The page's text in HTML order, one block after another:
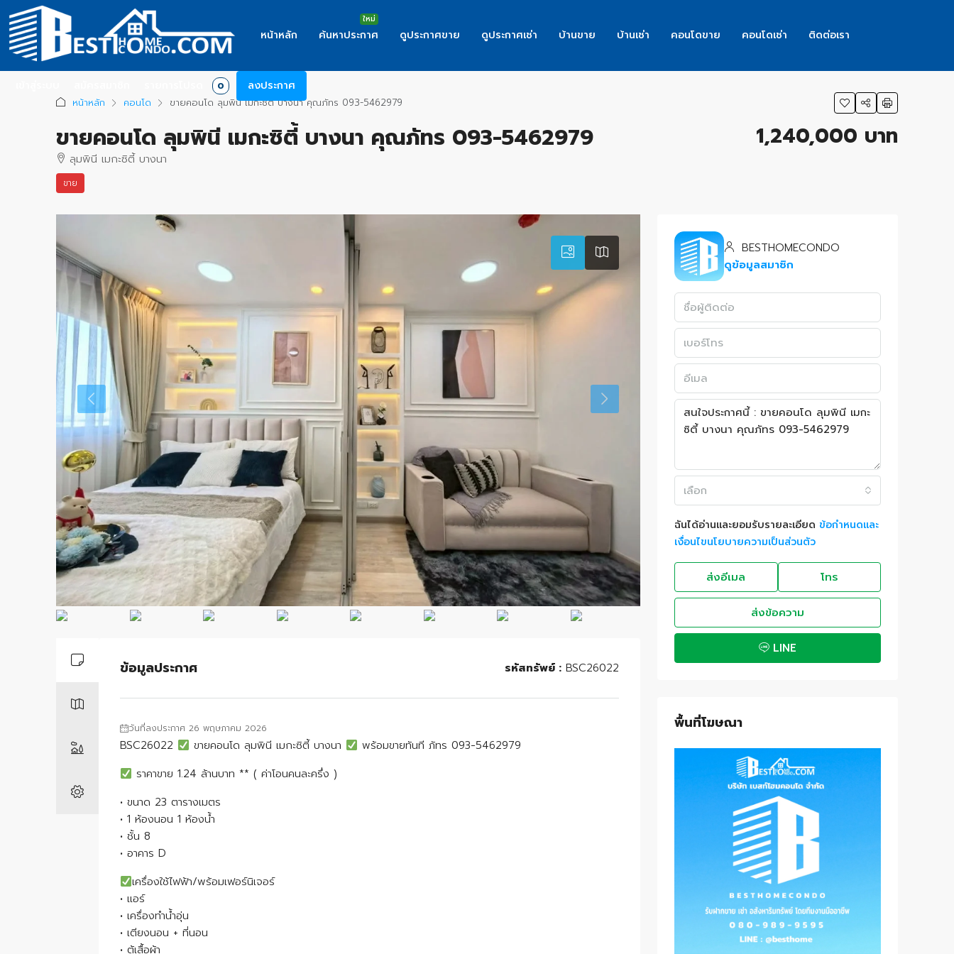
หน้าหลัก ค้นหาประกาศ ดูประกาศขาย ดูประกาศเช่า บ้านขาย บ้านเช่า คอนโดขาย คอนโดเช่า ติดต่อเรา
0 ลงประกาศ
หน้าหลัก คอนโด ขายคอนโด ลุมพินี เมกะซิตี้ บางนา คุณภัทร 093-5462979
ขายคอนโด ลุมพินี เมกะซิตี้ บางนา คุณภัทร 093-5462979
ลุมพินี เมกะซิตี้ บางนา
ขาย
1,240,000 บาท
ข้อมูลประกาศ รหัสทรัพย์ : BSC26022
วันที่ลงประกาศ 26 พฤษภาคม 2026
BSC26022 ขายคอนโด ลุมพินี เมกะซิตี้ บางนา
พร้อมขายทันที ภัทร 093-5462979
ราคาขาย 1.24 ล้านบาท ** ( ค่าโอนคนละครึ่ง )
• ขนาด 23 ตารางเมตร
• 1 ห้องนอน 1 ห้องน้ำ
• ชั้น 8
• อาคาร D
เครื่องใช้ไฟฟ้า/พร้อมเฟอร์นิเจอร์
• แอร์
• เครื่องทำน้ำอุ่น
• เตียงนอน + ที่นอน
• ตู้เสื้อผ้า
BESTHOMECONDO
ดูข้อมูลสมาชิก
เลือก
ฉันได้อ่านและยอมรับรายละเอียด ข้อกำหนดและ
เงื่อนไขนโยบายความเป็นส่วนตัว
ส่งอีเมล โทร
ส่งข้อความ
LINE
พื้นที่โฆษณา